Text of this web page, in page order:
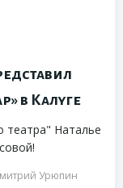
в Калуге
театра" Наталье
Урюпин